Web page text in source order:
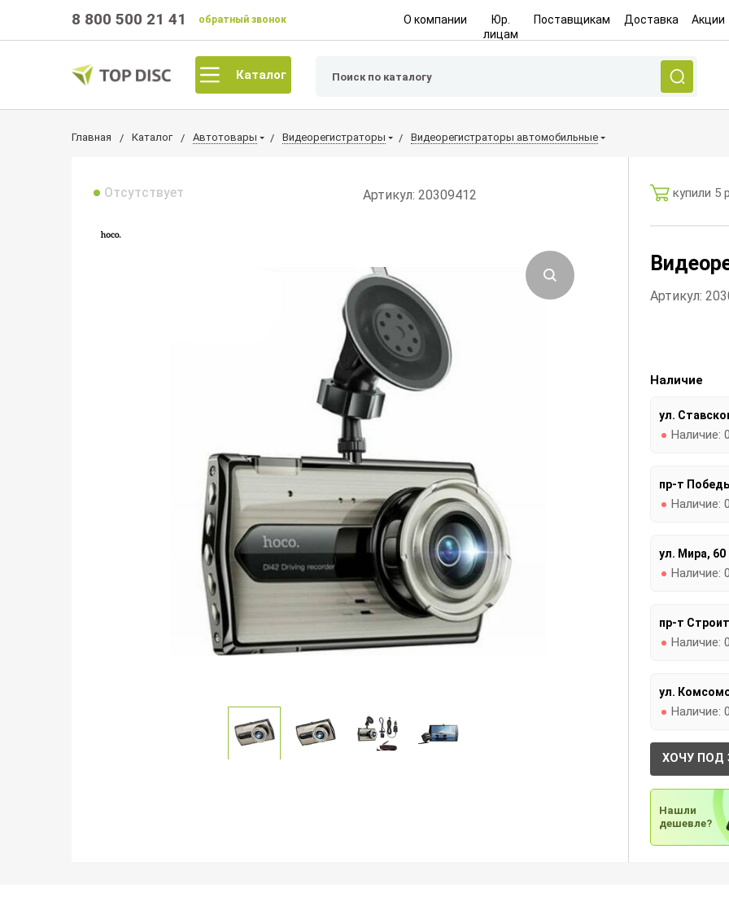
8 800 500 21 41 обратный звонок О компании
Юр.
лицам
Поставщикам Доставка Акции
Каталог
Главная Каталог Автотовары Видеорегистраторы Видеорегистраторы автомобильные
Отсутствует Артикул: 20309412 купили 5
Артикул:
Наличие
ул.
Наличие:
пр-т
Наличие:
ул. Мира,
Наличие:
пр-т
Наличие:
ул.
Наличие:
ХОЧУ ПОД
Нашли
дешевле?